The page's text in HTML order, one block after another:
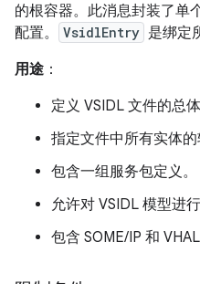
的根容器。此消息封装了单
配置。
VsidlEntry 是绑定
用途 ：
定义 VSIDL 文件的总体
指定文件中所有实体的
包含一组服务包定义。
允许对 VSIDL 模型进
包含 SOME/IP 和